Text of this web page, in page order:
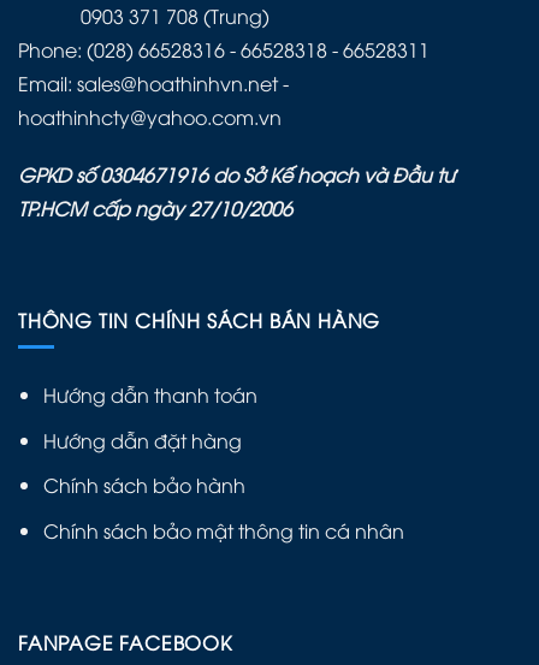
0903 371 708 (Trung)
Phone: (028) 66528316 - 66528318 - 66528311
Email: sales@hoathinhvn.net -
hoathinhcty@yahoo.com.vn
GPKD số 0304671916 do Sở Kế hoạch và Đầu tư
TP.HCM cấp ngày 27/10/2006
THÔNG TIN CHÍNH SÁCH BÁN HÀNG
Hướng dẫn thanh toán
Hướng dẫn đặt hàng
Chính sách bảo hành
Chính sách bảo mật thông tin cá nhân
FANPAGE FACEBOOK